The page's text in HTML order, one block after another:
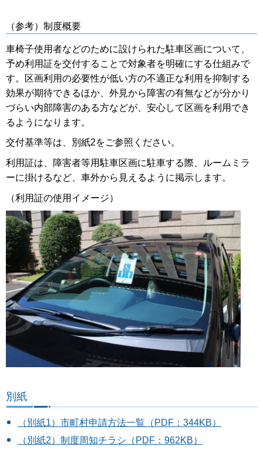
（参考）制度概要
車椅子使用者などのために設けられた駐車区画について、
予め利用証を交付することで対象者を明確にする仕組みで
す。区画利用の必要性が低い方の不適正な利用を抑制する
効果が期待できるほか、外見から障害の有無などが分かり
づらい内部障害のある方などが、安心して区画を利用でき
るようになります。
交付基準等は、別紙2をご参照ください。
利用証は、障害者等用駐車区画に駐車する際、ルームミラ
ーに掛けるなど、車外から見えるように掲示します。
（利用証の使用イメージ）
別紙
（別紙1）市町村申請方法一覧（PDF：344KB）
（別紙2）制度周知チラシ（PDF：962KB）